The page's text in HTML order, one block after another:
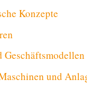
Konzepte
und